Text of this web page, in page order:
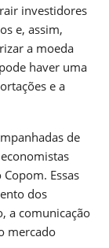
investidores
e, assim,
a moeda
haver uma
e a
de
Essas
dos
a comunicação
mercado